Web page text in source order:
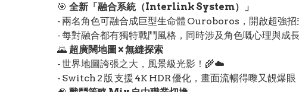
🎯 全新「融合系統（Interlink System）」
- 兩名角色可融合成巨型生命體 Ouroboros，開啟超強招
- 每對融合都有獨特戰鬥風格，同時涉及角色嘅心理與成長
🌄 超廣闊地圖 × 無縫探索
- 世界地圖誇張之大，風景級光影！🌾☁️
- Switch 2 版 支援 4K HDR 優化，畫面流暢得嚟又靚爆眼